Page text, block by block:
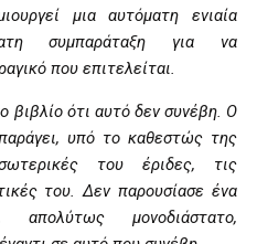
μια αυτόματη ενιαία
συμπαράταξη για να
που επιτελείται.
βιβλίο ότι αυτό δεν συνέβη. Ο
υπό το καθεστώς της
του έριδες, τις
του. Δεν παρουσίασε ένα
απολύτως μονοδιάστατο,